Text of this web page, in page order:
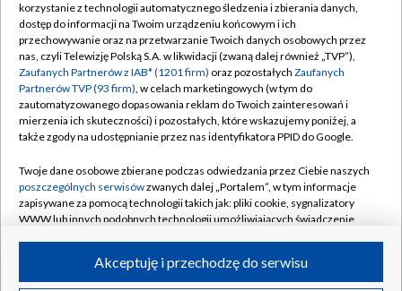
TVP
Abonament TVP
Emisja w TVP
Centrum informacji TVP
Naziemna Telewizja Cyfrowa
Rada Programowa
System NOS
Informacje o nadawcy
Program dla prasy
Regulamin TVP
Polityka prywatności
Moje zgody
Pomoc
Kontakt
Kanały
korzystanie z technologii automatycznego śledzenia i zbierania danych,
dostęp do informacji na Twoim urządzeniu końcowym i ich
przechowywanie oraz na przetwarzanie Twoich danych osobowych przez
nas, czyli Telewizję Polską S.A. w likwidacji (zwaną dalej również „TVP”),
Zaufanych Partnerów z IAB* (1201 firm) oraz pozostałych Zaufanych
Partnerów TVP (93 firm), w celach marketingowych (w tym do
zautomatyzowanego dopasowania reklam do Twoich zainteresowań i
mierzenia ich skuteczności) i pozostałych, które wskazujemy poniżej, a
także zgody na udostępnianie przez nas identyfikatora PPID do Google.
Twoje dane osobowe zbierane podczas odwiedzania przez Ciebie naszych
poszczególnych serwisówzwanych dalej „Portalem”, w tym informacje
zapisywane za pomocą technologii takich jak: pliki cookie, sygnalizatory
WWW lub innych podobnych technologii umożliwiających świadczenie
ruchu w Internecie.Akceptuję i przechodzę do serwisu